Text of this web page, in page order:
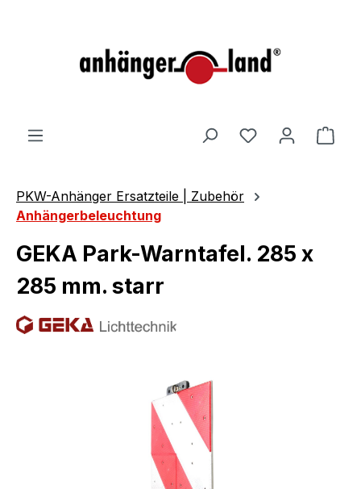
PKW-Anhänger Ersatzteile | Zubehör
Anhängerbeleuchtung
GEKA Park-Warntafel. 285 x
285 mm. starr